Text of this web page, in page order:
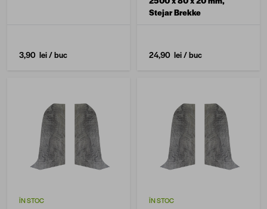
3,90 lei/ buc
Stejar Brekke
24,90 lei/ buc
ÎN STOC ÎN STOC